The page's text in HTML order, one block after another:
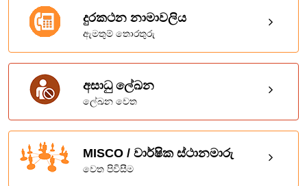
දුරකථන නාමාවලිය
ඇමතුම් තොරතුරු
අසාධු ලේඛන
ලේඛන වෙත
MISCO / වාර්ෂික ස්ථානමාරු
වෙත පිවිසීම